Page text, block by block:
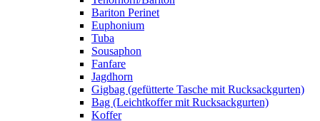
Bariton Perinet
Euphonium
Tuba
Sousaphon
Fanfare
Jagdhorn
Gigbag (gefütterte Tasche mit Rucksackgurten)
Bag (Leichtkoffer mit Rucksackgurten)
Koffer